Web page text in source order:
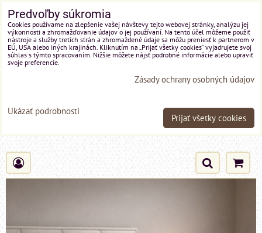
Predvoľby súkromia
Cookies používame na zlepšenie vašej návštevy tejto webovej stránky, analýzu jej
výkonnosti a zhromažďovanie údajov o jej používaní. Na tento účel môžeme použiť
nástroje a služby tretích strán a zhromaždené údaje sa môžu preniesť k partnerom v
EÚ, USA alebo iných krajinách. Kliknutím na „Prijať všetky cookies“ vyjadrujete svoj
súhlas s týmto spracovaním. Nižšie môžete nájsť podrobné informácie alebo upraviť
svoje preferencie.
Zásady ochrany osobných údajov
Ukázať podrobnosti
Prijať všetky cookies